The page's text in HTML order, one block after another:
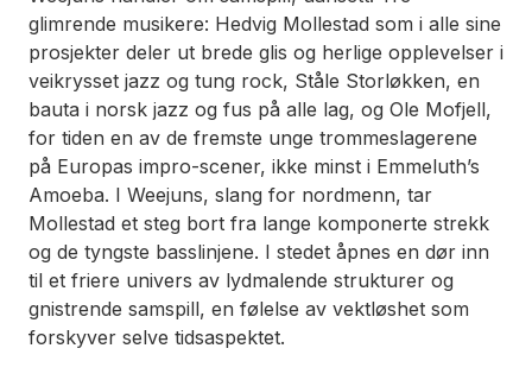
glimrende musikere: Hedvig Mollestad som i alle sine
prosjekter deler ut brede glis og herlige opplevelser i
veikrysset jazz og tung rock, Ståle Storløkken, en
bauta i norsk jazz og fus på alle lag, og Ole Mofjell,
for tiden en av de fremste unge trommeslagerene
på Europas impro-scener, ikke minst i Emmeluth’s
Amoeba. I Weejuns, slang for nordmenn, tar
Mollestad et steg bort fra lange komponerte strekk
og de tyngste basslinjene. I stedet åpnes en dør inn
til et friere univers av lydmalende strukturer og
gnistrende samspill, en følelse av vektløshet som
forskyver selve tidsaspektet.